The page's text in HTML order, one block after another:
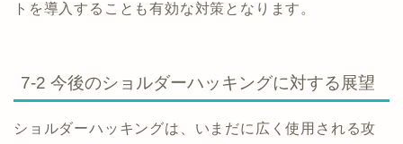
トを導入することも有効な対策となります。
7-2 今後のショルダーハッキングに対する展望
ショルダーハッキングは、いまだに広く使用される攻